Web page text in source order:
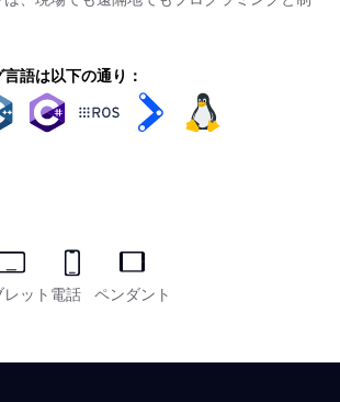
語は以下の通り：
レット 電話 ペンダント